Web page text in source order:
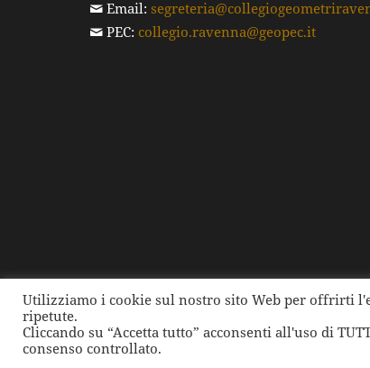
Email:
PEC: collegio.ravenna@geopec.it
© 2026 Collegio dei Geometri e dei
Utilizziamo i cookie sul nostro sito Web per offrirti
ripetute.
Cliccando su “Accetta tutto” acconsenti all'uso di
consenso controllato.